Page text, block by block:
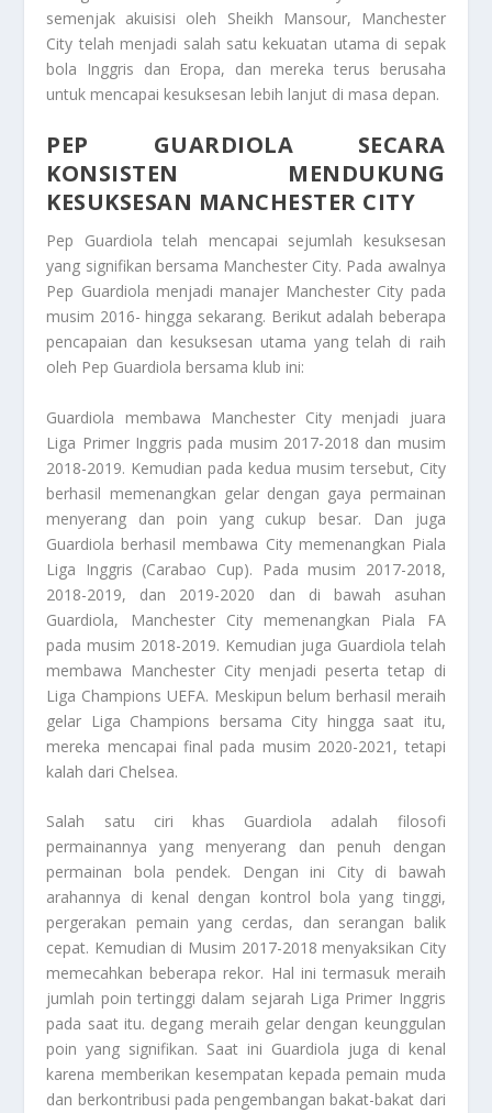
semenjak akuisisi oleh Sheikh Mansour, Manchester
City telah menjadi salah satu kekuatan utama di sepak
bola Inggris dan Eropa, dan mereka terus berusaha
untuk mencapai kesuksesan lebih lanjut di masa depan.
PEP GUARDIOLA SECARA
KONSISTEN MENDUKUNG
KESUKSESAN MANCHESTER CITY
Pep Guardiola telah mencapai sejumlah kesuksesan
yang signifikan bersama Manchester City. Pada awalnya
Pep Guardiola menjadi manajer Manchester City pada
musim 2016- hingga sekarang. Berikut adalah beberapa
pencapaian dan kesuksesan utama yang telah di raih
oleh Pep Guardiola bersama klub ini:
Guardiola membawa Manchester City menjadi juara
Liga Primer Inggris pada musim 2017-2018 dan musim
2018-2019. Kemudian pada kedua musim tersebut, City
berhasil memenangkan gelar dengan gaya permainan
menyerang dan poin yang cukup besar. Dan juga
Guardiola berhasil membawa City memenangkan Piala
Liga Inggris (Carabao Cup). Pada musim 2017-2018,
2018-2019, dan 2019-2020 dan di bawah asuhan
Guardiola, Manchester City memenangkan Piala FA
pada musim 2018-2019. Kemudian juga Guardiola telah
membawa Manchester City menjadi peserta tetap di
Liga Champions UEFA. Meskipun belum berhasil meraih
gelar Liga Champions bersama City hingga saat itu,
mereka mencapai final pada musim 2020-2021, tetapi
kalah dari Chelsea.
Salah satu ciri khas Guardiola adalah filosofi
permainannya yang menyerang dan penuh dengan
permainan bola pendek. Dengan ini City di bawah
arahannya di kenal dengan kontrol bola yang tinggi,
pergerakan pemain yang cerdas, dan serangan balik
cepat. Kemudian di Musim 2017-2018 menyaksikan City
memecahkan beberapa rekor. Hal ini termasuk meraih
jumlah poin tertinggi dalam sejarah Liga Primer Inggris
pada saat itu. degang meraih gelar dengan keunggulan
poin yang signifikan. Saat ini Guardiola juga di kenal
karena memberikan kesempatan kepada pemain muda
dan berkontribusi pada pengembangan bakat-bakat dari